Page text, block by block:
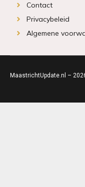
Contact
Privacybeleid
Algemene
MaastrichtUpdate.nl –